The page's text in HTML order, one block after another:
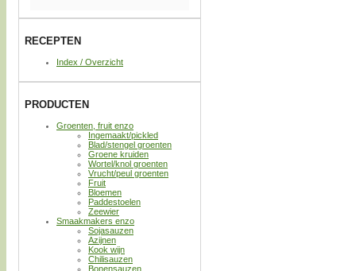
RECEPTEN
Index / Overzicht
PRODUCTEN
Groenten, fruit enzo
Ingemaakt/pickled
Blad/stengel groenten
Groene kruiden
Wortel/knol groenten
Vrucht/peul groenten
Fruit
Bloemen
Paddestoelen
Zeewier
Smaakmakers enzo
Sojasauzen
Azijnen
Kook wijn
Chilisauzen
Bonensauzen